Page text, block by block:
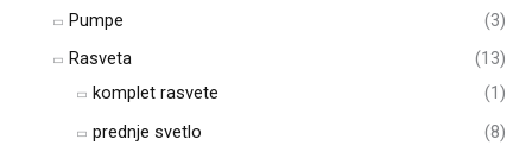
Pumpe
(3)
Rasveta
(13)
komplet rasvete
(1)
prednje svetlo
(8)